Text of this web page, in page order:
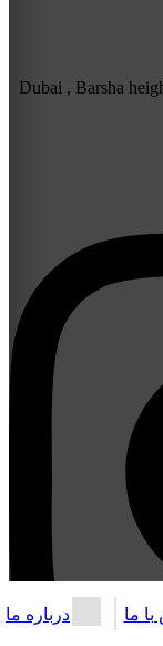
Dubai , Barsha
ما درباره ما